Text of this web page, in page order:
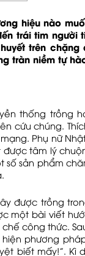
hiệu nào
trái tim người
trên
tràn niềm tự
thống trồng
cứu chúng.
Phụ nữ
tâm lý
số sản phẩm
được trồng
một bài viết
công thức.
phương
biết mấy!”. Kì